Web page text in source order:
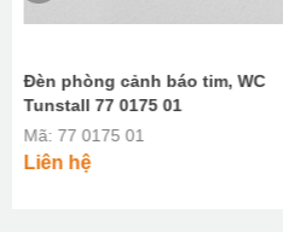
Đèn phòng cảnh báo tim, WC
Tunstall 77 0175 01
Mã: 77 0175 01
Liên hệ